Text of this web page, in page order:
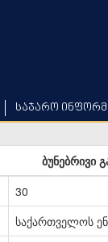
საჯარო
ბუნებრივი
30
საქართველოს